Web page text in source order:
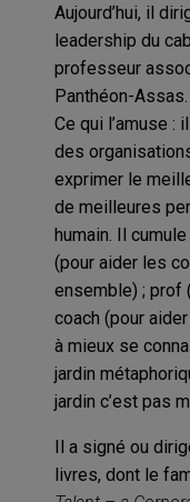
Aujourd’hui, il
leadership du
professeur
Panthéon-Assas.
Ce qui l’amuse :
des
exprimer le
de meilleures
humain. Il
(pour aider les
ensemble) ; prof
coach (pour
à mieux se
jardin
jardin c’est pas
Il a signé ou
livres, dont le